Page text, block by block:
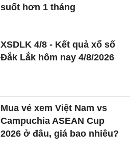
suốt hơn 1 tháng
XSDLK 4/8 - Kết quả xổ số
Đắk Lắk hôm nay 4/8/2026
Mua vé xem Việt Nam vs
Campuchia ASEAN Cup
2026 ở đâu, giá bao nhiêu?